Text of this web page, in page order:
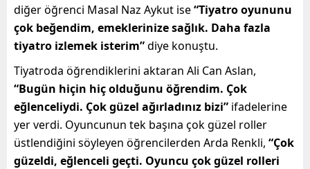
diğer öğrenci Masal Naz Aykut ise“Tiyatro oyununu
çok beğendim, emeklerinize sağlık. Daha fazla
tiyatro izlemek isterim”diye konuştu.
Tiyatroda öğrendiklerini aktaran Ali Can Aslan,
“Bugün hiçin hiç olduğunu öğrendim. Çok
eğlenceliydi. Çok güzel ağırladınız bizi” ifadelerine
yer verdi. Oyuncunun tek başına çok güzel roller
üstlendiğini söyleyen öğrencilerden Arda Renkli, “Çok
güzeldi, eğlenceli geçti. Oyuncu çok güzel rolleri